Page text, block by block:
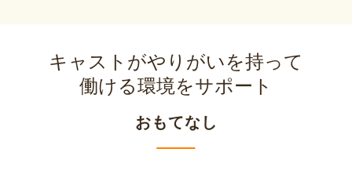
キャストがやりがいを持って
働ける環境をサポート
おもてなし